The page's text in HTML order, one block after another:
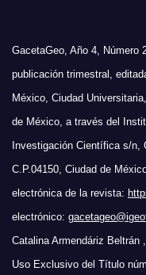
GacetaGeo, Año 4, Número
publicación trimestral,
México, Ciudad
de México, a través del
Investigación Científica s/n,
C.P.04150, Ciudad de
electrónica de la revista:
electrónico:
Catalina Armendáriz Beltrán
Uso Exclusivo del Título